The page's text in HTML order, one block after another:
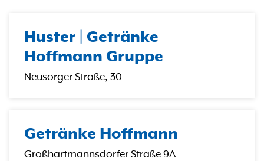
Huster | Getränke
Hoffmann Gruppe
Neusorger Straße, 30
Getränke Hoffmann
Großhartmannsdorfer Straße 9A